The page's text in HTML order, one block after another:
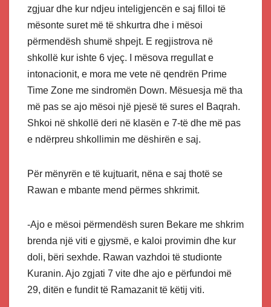
zgjuar dhe kur ndjeu inteligjencën e saj filloi të
mësonte suret më të shkurtra dhe i mësoi
përmendësh shumë shpejt. E regjistrova në
shkollë kur ishte 6 vjeç. I mësova rregullat e
intonacionit, e mora me vete në qendrën Prime
Time Zone me sindromën Down. Mësuesja më tha
më pas se ajo mësoi një pjesë të sures el Baqrah.
Shkoi në shkollë deri në klasën e 7-të dhe më pas
e ndërpreu shkollimin me dëshirën e saj.
Për mënyrën e të kujtuarit, nëna e saj thotë se
Rawan e mbante mend përmes shkrimit.
-Ajo e mësoi përmendësh suren Bekare me shkrim
brenda një viti e gjysmë, e kaloi provimin dhe kur
doli, bëri sexhde. Rawan vazhdoi të studionte
Kuranin. Ajo zgjati 7 vite dhe ajo e përfundoi më
29, ditën e fundit të Ramazanit të këtij viti.